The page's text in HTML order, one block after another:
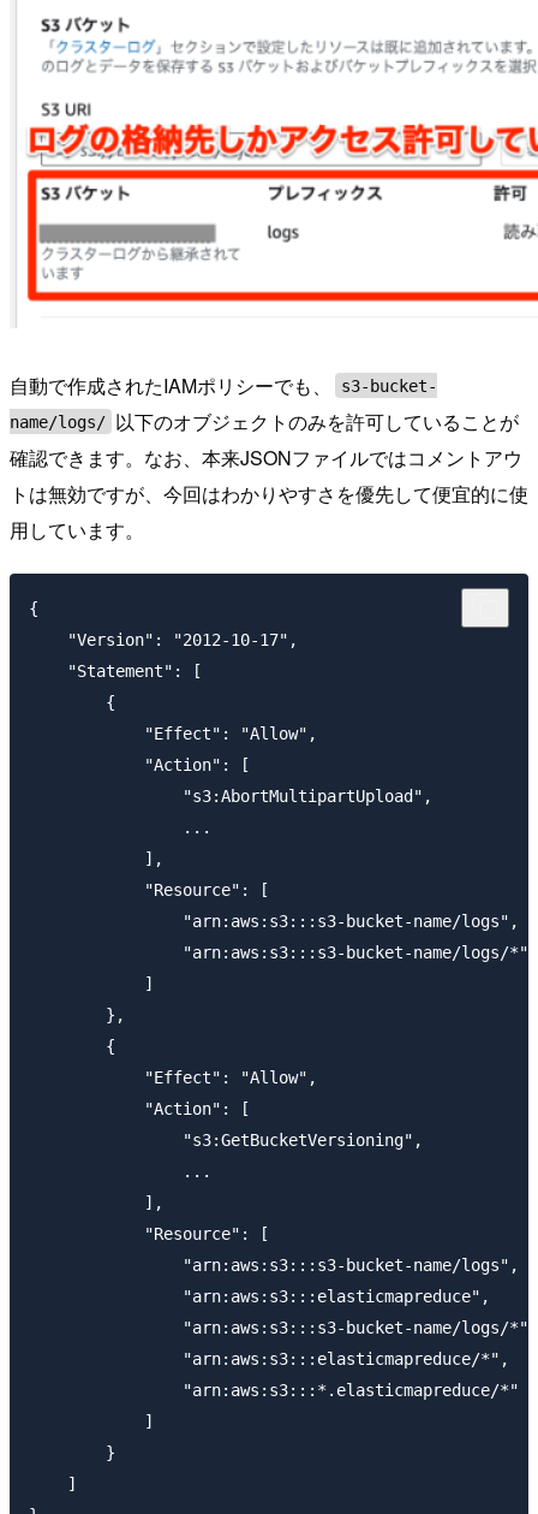
自動で作成されたIAMポリシーでも、
s3-bucket-
name/logs/ 以下のオブジェクトのみを許可していることが
確認できます。なお、本来JSONファイルではコメントアウ
トは無効ですが、今回はわかりやすさを優先して便宜的に使
用しています。
{
    "Version": "2012-10-17",
    "Statement": [
        {
            "Effect": "Allow",
            "Action": [
                "s3:AbortMultipartUpload",
                ...
            ],
            "Resource": [
"arn:aws:s3:::s3-bucket-name/logs",
"arn:aws:s3:::s3-bucket-name/logs/*"
            ]
        },
        {
            "Effect": "Allow",
            "Action": [
                "s3:GetBucketVersioning",
                ...
            ],
            "Resource": [
"arn:aws:s3:::s3-bucket-name/logs",
                "arn:aws:s3:::elasticmapreduce",
"arn:aws:s3:::s3-bucket-name/logs/
                "arn:aws:s3:::elasticmapreduce/*",
                "arn:aws:s3:::*.elasticmapreduce/*"
            ]
        }
    ]